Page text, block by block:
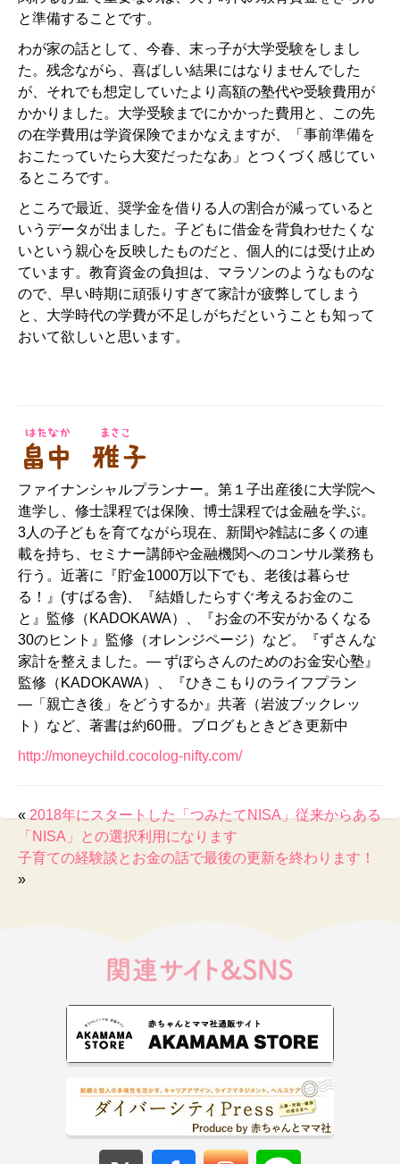
と準備することです。
わが家の話として、今春、末っ子が大学受験をしまし
た。残念ながら、喜ばしい結果にはなりませんでした
が、それでも想定していたより高額の塾代や受験費用が
かかりました。大学受験までにかかった費用と、この先
の在学費用は学資保険でまかなえますが、「事前準備を
おこたっていたら大変だったなあ」とつくづく感じてい
るところです。
ところで最近、奨学金を借りる人の割合が減っていると
いうデータが出ました。子どもに借金を背負わせたくな
いという親心を反映したものだと、個人的には受け止め
ています。教育資金の負担は、マラソンのようなものな
ので、早い時期に頑張りすぎて家計が疲弊してしまう
と、大学時代の学費が不足しがちだということも知って
おいて欲しいと思います。
ファイナンシャルプランナー。第１子出産後に大学院へ
進学し、修士課程では保険、博士課程では金融を学ぶ。
3人の子どもを育てながら現在、新聞や雑誌に多くの連
載を持ち、セミナー講師や金融機関へのコンサル業務も
行う。近著に『貯金1000万以下でも、老後は暮らせ
る！』(すばる舎)、『結婚したらすぐ考えるお金のこ
と』監修（KADOKAWA）、『お金の不安がかるくなる
30のヒント』監修（オレンジページ）など。『ずさんな
家計を整えました。― ずぼらさんのためのお金安心塾』
監修（KADOKAWA）、『ひきこもりのライフプラン
―「親亡き後」をどうするか』共著（岩波ブックレッ
ト）など、著書は約60冊。ブログもときどき更新中
http://moneychild.cocolog-nifty.com/
«2018年にスタートした「つみたてNISA」従来からある
「NISA」との選択利用になります
子育ての経験談とお金の話で最後の更新を終わります！
»